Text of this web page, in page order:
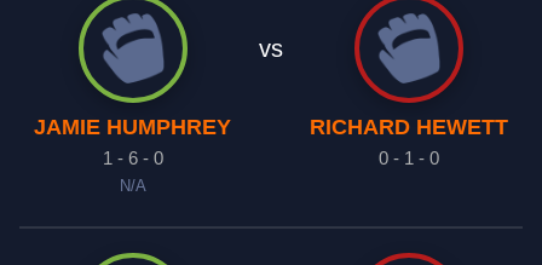
JAMIE HUMPHREY
1 - 6 - 0
N/A
vs
RICHARD HEWETT
0 - 1 - 0